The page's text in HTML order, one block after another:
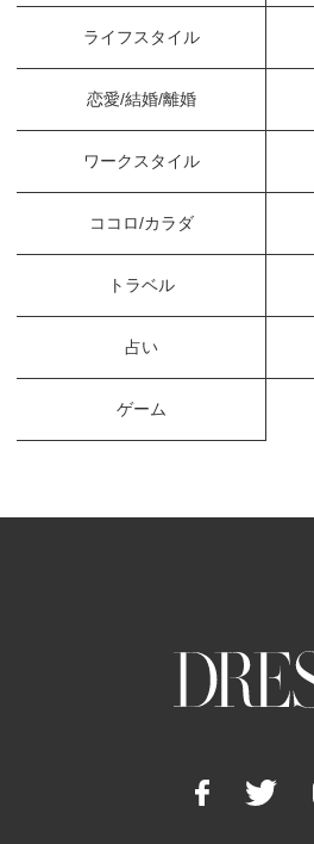
ライフスタイル
恋愛/結婚/離婚
ワークスタイル
ココロ/カラダ
トラベル
占い
ゲーム